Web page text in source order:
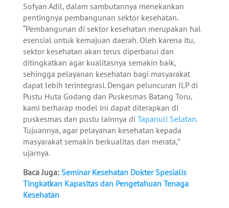
Sofyan Adil, dalam sambutannya menekankan
pentingnya pembangunan sektor kesehatan.
“Pembangunan di sektor kesehatan merupakan hal
esensial untuk kemajuan daerah. Oleh karena itu,
sektor kesehatan akan terus diperbarui dan
ditingkatkan agar kualitasnya semakin baik,
sehingga pelayanan kesehatan bagi masyarakat
dapat lebih terintegrasi. Dengan peluncuran ILP di
Pustu Huta Godang dan Puskesmas Batang Toru,
kami berharap model ini dapat diterapkan di
puskesmas dan pustu lainnya di Tapanuli Selatan.
Tujuannya, agar pelayanan kesehatan kepada
masyarakat semakin berkualitas dan merata,”
ujarnya.
Baca Juga: Seminar Kesehatan Dokter Spesialis
Tingkatkan Kapasitas dan Pengetahuan Tenaga
Kesehatan